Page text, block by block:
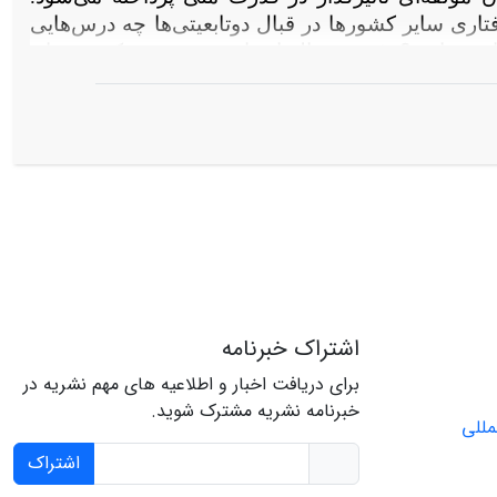
سایر کشورها در قبال دوتابعیتی‌ها چه درس­‌هایی
حفظ قدرت ملی ضروری می‌دانند، اما بسیاری از
عنوان موضوعی جهانی و تدوین سیاست‌های راهبردی
اشتراک خبرنامه
برای دریافت اخبار و اطلاعیه های مهم نشریه در
خبرنامه نشریه مشترک شوید.
اشتراک